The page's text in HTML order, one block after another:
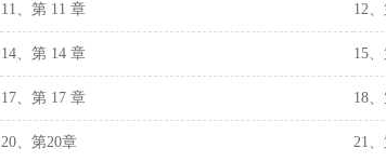
11、第 11 章 12
14、第 14 章 15
17、第 17 章 18
20、第20章 21